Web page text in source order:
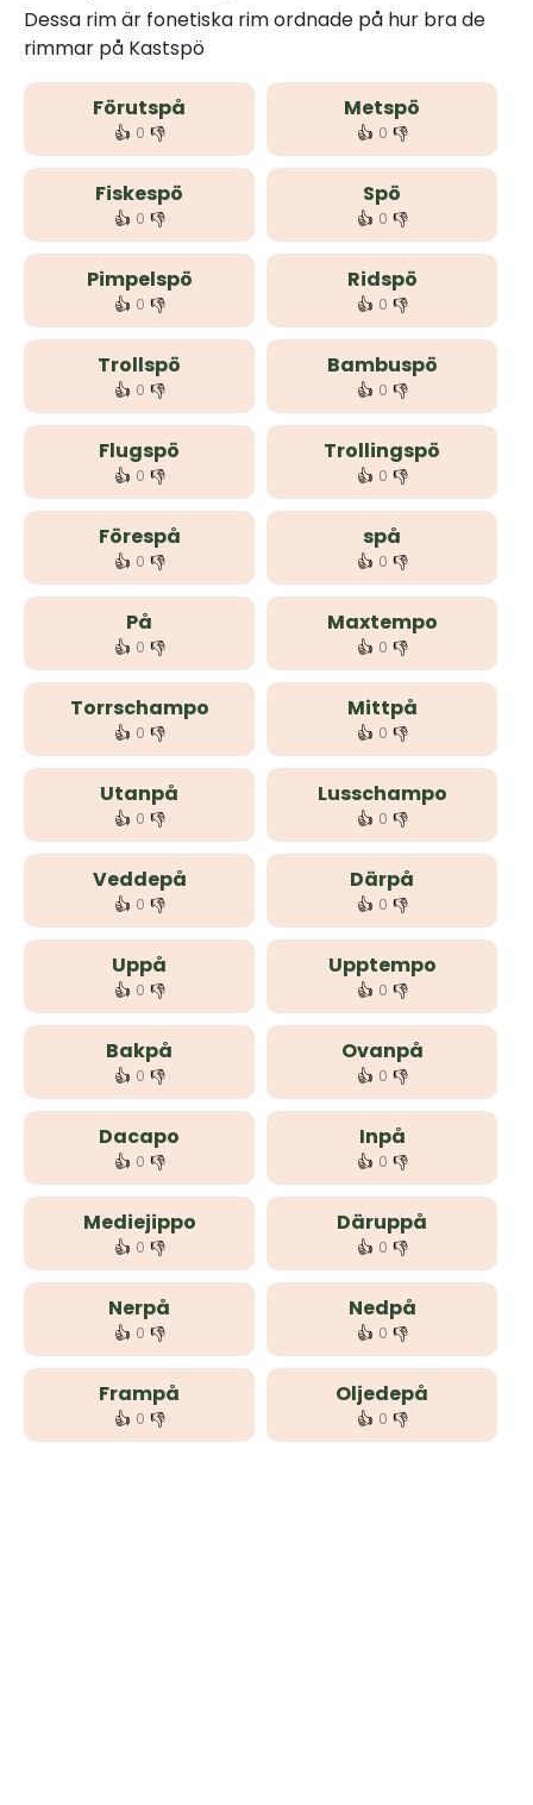
Dessa rim är fonetiska rim ordnade på hur bra de
rimmar på Kastspö
Förutspå
👍 0 👎
Metspö
👍 0 👎
Fiskespö
👍 0 👎
Spö
👍 0 👎
Pimpelspö
👍 0 👎
Ridspö
👍 0 👎
Trollspö
👍 0 👎
Bambuspö
👍 0 👎
Flugspö
👍 0 👎
Trollingspö
👍 0 👎
Förespå
👍 0 👎
spå
👍 0 👎
På
👍 0 👎
Maxtempo
👍 0 👎
Torrschampo
👍 0 👎
Mittpå
👍 0 👎
Utanpå
👍 0 👎
Lusschampo
👍 0 👎
Veddepå
👍 0 👎
Därpå
👍 0 👎
Uppå
👍 0 👎
Upptempo
👍 0 👎
Bakpå
👍 0 👎
Ovanpå
👍 0 👎
Dacapo
👍 0 👎
Inpå
👍 0 👎
Mediejippo
👍 0 👎
Däruppå
👍 0 👎
Nerpå
👍 0 👎
Nedpå
👍 0 👎
Frampå
👍 0 👎
Oljedepå
👍 0 👎